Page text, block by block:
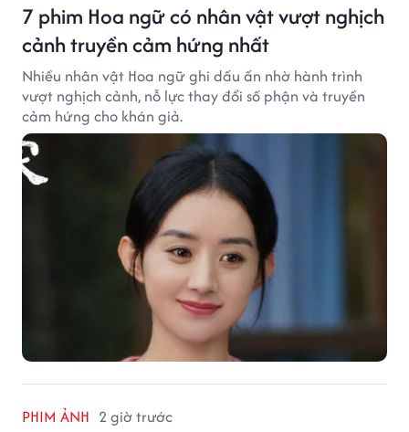
7 phim Hoa ngữ có nhân vật vượt nghịch
cảnh truyền cảm hứng nhất
Nhiều nhân vật Hoa ngữ ghi dấu ấn nhờ hành trình
vượt nghịch cảnh, nỗ lực thay đổi số phận và truyền
cảm hứng cho khán giả.
PHIM ẢNH 2 giờ trước